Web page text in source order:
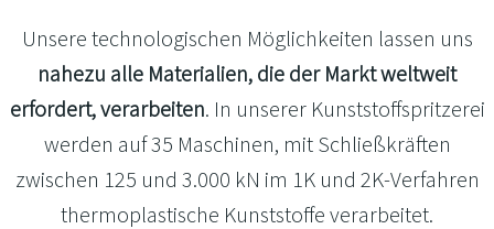
Unsere technologischen Möglichkeiten lassen uns
nahezu alle Materialien, die der Markt weltweit
erfordert, verarbeiten. In unserer Kunststoffspritzerei
werden auf 35 Maschinen, mit Schließkräften
zwischen 125 und 3.000 kN im 1K und 2K-Verfahren
thermoplastische Kunststoffe verarbeitet.